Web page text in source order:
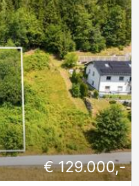
€ 129.000,-